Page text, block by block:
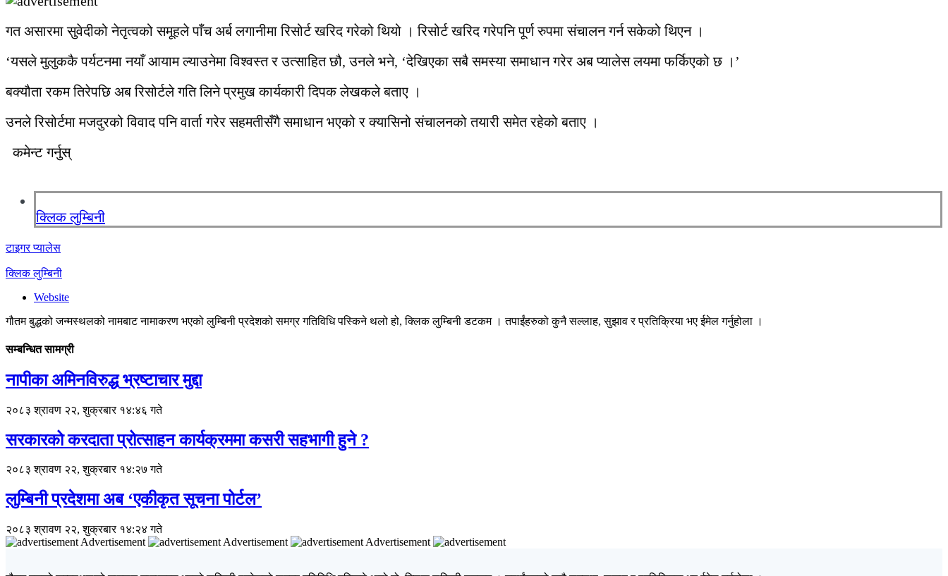
गत असारमा सुवेदीको नेतृत्वको समूहले पाँच अर्ब लगानीमा रिसोर्ट खरिद गरेको थियो । रिसोर्ट खरिद गरेपनि पूर्ण रुपमा संचालन गर्न सकेको थिएन ।
‘यसले मुलुककै पर्यटनमा नयाँ आयाम ल्याउनेमा विश्वस्त र उत्साहित छौ, उनले भने, ‘देखिएका सबै समस्या समाधान गरेर अब प्यालेस लयमा फर्किएको छ ।’
बक्यौता रकम तिरेपछि अब रिसोर्टले गति लिने प्रमुख कार्यकारी दिपक लेखकले बताए ।
उनले रिसोर्टमा मजदुरको विवाद पनि वार्ता गरेर सहमतीसँगै समाधान भएको र क्यासिनो संचालनको तयारी समेत रहेको बताए ।
कमेन्ट गर्नुस्
क्लिक लुम्बिनी
टाइगर प्यालेस
क्लिक लुम्बिनी
Website
गौतम बुद्धको जन्मस्थलको नामबाट नामाकरण भएको लुम्बिनी प्रदेशको समग्र गतिविधि पस्किने थलो हो, क्लिक लुम्बिनी डटकम । तपाईंहरुको कुनै सल्लाह, सुझाव र प्रतिक्रिया भए ईमेल गर्नुहोला ।
सम्बन्धित सामग्री
नापीका अमिनविरुद्ध भ्रष्टाचार मुद्दा
२०८३ श्रावण २२, शुक्रबार १४:४६ गते
सरकारको करदाता प्रोत्साहन कार्यक्रममा कसरी सहभागी हुने ?
२०८३ श्रावण २२, शुक्रबार १४:२७ गते
लुम्बिनी प्रदेशमा अब ‘एकीकृत सूचना पोर्टल’
२०८३ श्रावण २२, शुक्रबार १४:२४ गते
Advertisement
Advertisement Advertisement